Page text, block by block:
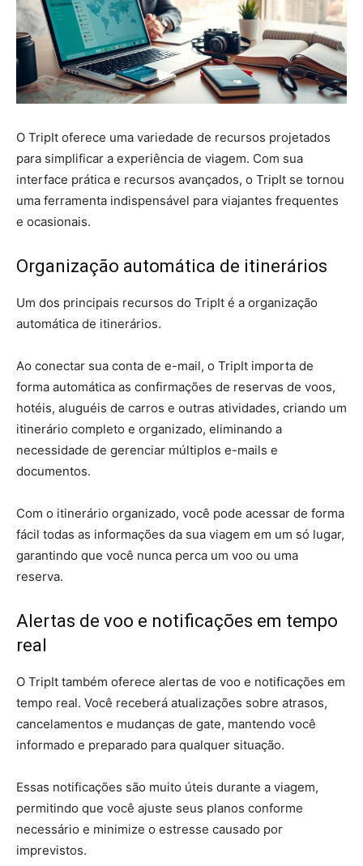
O TripIt oferece uma variedade de recursos projetados
para simplificar a experiência de viagem. Com sua
interface prática e recursos avançados, o TripIt se tornou
uma ferramenta indispensável para viajantes frequentes
e ocasionais.
Organização automática de itinerários
Um dos principais recursos do TripIt é a organização
automática de itinerários.
Ao conectar sua conta de e-mail, o TripIt importa de
forma automática as confirmações de reservas de voos,
hotéis, aluguéis de carros e outras atividades, criando um
itinerário completo e organizado, eliminando a
necessidade de gerenciar múltiplos e-mails e
documentos.
Com o itinerário organizado, você pode acessar de forma
fácil todas as informações da sua viagem em um só lugar,
garantindo que você nunca perca um voo ou uma
reserva.
Alertas de voo e notificações em tempo
real
O TripIt também oferece alertas de voo e notificações em
tempo real. Você receberá atualizações sobre atrasos,
cancelamentos e mudanças de gate, mantendo você
informado e preparado para qualquer situação.
Essas notificações são muito úteis durante a viagem,
permitindo que você ajuste seus planos conforme
necessário e minimize o estresse causado por
imprevistos.